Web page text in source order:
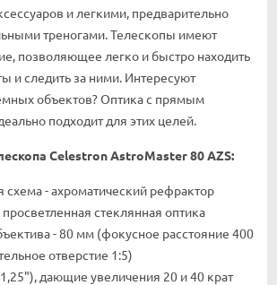
и легкими, предварительно
треногами. Телескопы имеют
позволяющее легко и быстро находить
и следить за ними. Интересуют
объектов? Оптика с прямым
подходит для этих целей.
Celestron AstroMaster 80 AZS:
схема - ахроматический рефрактор
стеклянная оптика
- 80 мм (фокусное расстояние 400
отверстие 1:5)
дающие увеличения 20 и 40 крат